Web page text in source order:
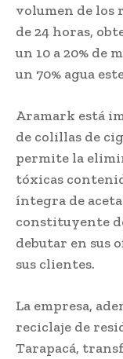
volumen de los
de 24 horas,
un 10 a 20% de
un 70% agua
Aramark está
de colillas de
permite la
tóxicas
íntegra de
constituyente
debutar en sus
sus clientes.
La empresa,
reciclaje de
Tarapacá,